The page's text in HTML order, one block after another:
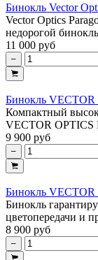
Бинокль Vector
Vector Optics
недорогой
11 000 руб
Бинокль VECTOR
Компактный
VECTOR OPTICS
9 900 руб
Бинокль VECTOR
Бинокль
цветопередачи и
8 900 руб